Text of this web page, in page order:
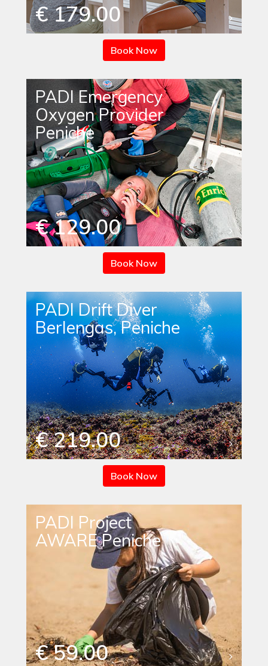
€ 179.00
Book Now
PADI Emergency
Oxygen Provider
Peniche
€ 129.00
Book Now
PADI Drift Diver
Berlengas, Peniche
€ 219.00
Book Now
PADI Project
AWARE Peniche
€ 59.00